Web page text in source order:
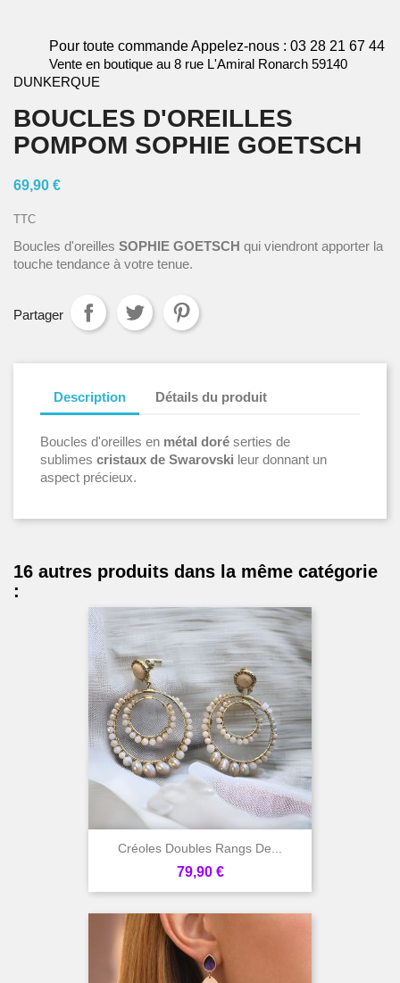
Pour toute commande Appelez-nous : 03 28 21 67 44
Vente en boutique au 8 rue L'Amiral Ronarch 59140
DUNKERQUE
BOUCLES D'OREILLES
POMPOM SOPHIE GOETSCH
69,90 €
TTC
Boucles d'oreilles SOPHIE GOETSCH qui viendront apporter la
touche tendance à votre tenue.
Partager
Description Détails du produit
Boucles d'oreilles en métal doré serties de
sublimes cristaux de Swarovski leur donnant un
aspect précieux.
16 autres produits dans la même catégorie
:
Créoles Doubles Rangs De...
Prix
79,90 €